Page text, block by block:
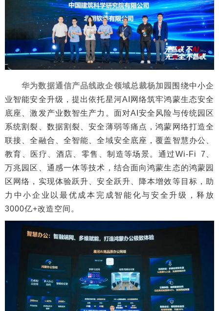
华为数据通信产品线政企领域总裁杨加园 围绕中小企
业智能安全升级，提出依托星河AI网络筑牢鸿蒙生态安全
底座、激发产业数智生产力。面对AI安全风险与传统园区
系统割裂、数据割裂、安全薄弱等痛点，鸿蒙网络打造全
联接、全融合、全智能、全域安全底座，覆盖智慧办公、
教育、医疗、酒店、零售、制造等场景。通过Wi-Fi 7、
万兆园区、通感一体等技术，结合面向鸿蒙生态的鸿蒙园
区网络，实现体验跃升、安全跃升、降本增效等目标，助
力中小企业以最优成本完成智能化与安全升级，释放
3000亿+改造空间。